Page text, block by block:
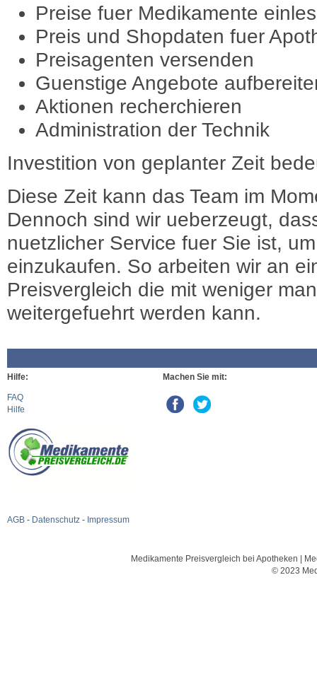
Preise fuer Medikamente
Preis und Shopdaten fuer
Preisagenten versenden
Guenstige Angebote
Aktionen recherchieren
Administration der Technik
Investition von geplanter Zeit
Diese Zeit kann das Team im
Dennoch sind wir ueberzeugt,
nuetzlicher Service fuer Sie ist,
einzukaufen. So arbeiten wir an
Preisvergleich die mit weniger
weitergefuehrt werden kann.
Hilfe:
FAQ
Hilfe
AGB - Datenschutz - Impressum
Machen Sie mit:
Medikamente Preisvergleich bei Apotheken |
© 2023